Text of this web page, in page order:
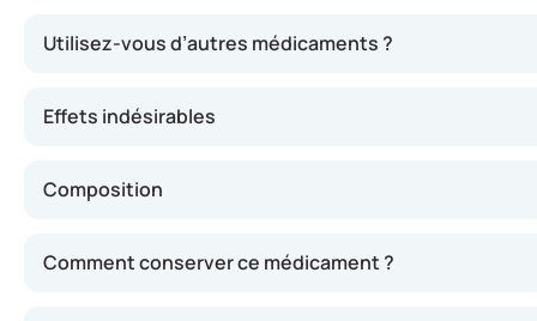
Utilisez-vous d’autres médicaments ?
Effets indésirables
Composition
Comment conserver ce médicament ?